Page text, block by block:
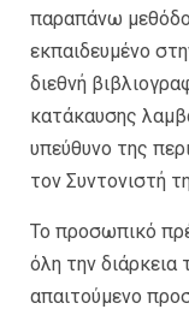
παραπάνω
εκπαιδευμένο
διεθνή
κατάκαυσης
υπεύθυνο της
τον Συντονιστή
Το προσωπικό
όλη την διάρκεια
απαιτούμενο